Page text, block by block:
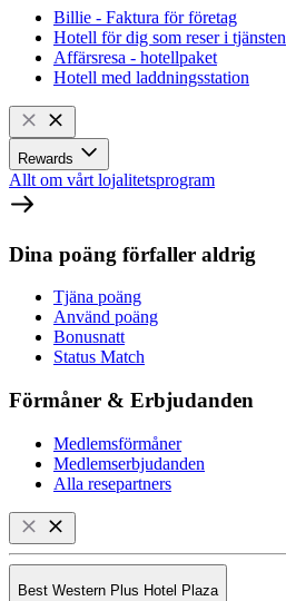
Billie - Faktura för företag
Hotell för dig som reser i tjänsten
Affärsresa - hotellpaket
Hotell med laddningsstation
Rewards
Allt om vårt lojalitetsprogram
Dina poäng förfaller aldrig
Tjäna poäng
Använd poäng
Bonusnatt
Status Match
Förmåner & Erbjudanden
Medlemsförmåner
Medlemserbjudanden
Alla resepartners
Best Western Plus Hotel Plaza